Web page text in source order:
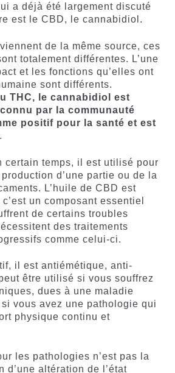
a déjà été largement discuté
est le CBD, le cannabidiol.
de la même source, ces
totalement différentes. L’une
et les fonctions qu’elles ont
sont différents.
THC, le cannabidiol est
par la communauté
positif pour la santé et est
.
certain temps, il est utilisé pour
d’une partie ou de la
L’huile de CBD est
un composant essentiel
de certains troubles
des traitements
comme celui-ci.
il est antiémétique, anti-
être utilisé si vous souffrez
dues à une maladie
vous avez une pathologie qui
physique continu et
les pathologies n’est pas la
d’une altération de l’état